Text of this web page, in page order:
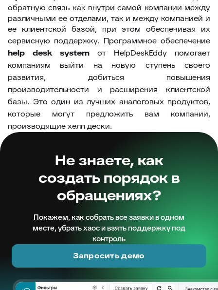
обратную связь как внутри самой компании между
различными ее отделами, так и между компанией и
ее клиентской базой, при этом обеспечивая их
сервисную поддержку. Программное обеспечение
help desk system от HelpDeskEddy помогает
компаниям выйти на новую ступень своего
развития, добиться повышения
производительности и расширения клиентской
базы. Это один из лучших аналоговых продуктов,
которые могут предложить вам компании,
производящие хелп дески.
Не знаете, как
создать порядок в
обращениях?
Покажем, как собрать все заявки в одном
месте, убрать хаос и взять поддержку под
контроль
Запросить демо